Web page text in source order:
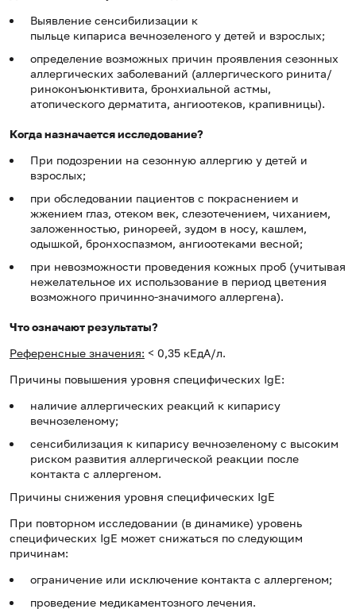
Выявление сенсибилизации к
пыльце кипариса вечнозеленого у детей и взрослых;
определение возможных причин проявления сезонных
аллергических заболеваний (аллергического ринита/
риноконъюнктивита, бронхиальной астмы,
атопического дерматита, ангиоотеков, крапивницы).
Когда назначается исследование?
При подозрении на сезонную аллергию у детей и
взрослых;
при обследовании пациентов с покраснением и
жжением глаз, отеком век, слезотечением, чиханием,
заложенностью, ринореей, зудом в носу, кашлем,
одышкой, бронхоспазмом, ангиоотеками весной;
при невозможности проведения кожных проб (учитывая
нежелательное их использование в период цветения
возможного причинно-значимого аллергена).
Что означают результаты?
Референсные значения: < 0,35 кЕдА/л.
Причины повышения уровня специфических IgE:
наличие аллергических реакций к кипарису
вечнозеленому;
сенсибилизация к кипарису вечнозеленому с высоким
риском развития аллергической реакции после
контакта с аллергеном.
Причины снижения уровня специфических IgE
При повторном исследовании (в динамике) уровень
специфических IgE может снижаться по следующим
причинам:
ограничение или исключение контакта с аллергеном;
проведение медикаментозного лечения.